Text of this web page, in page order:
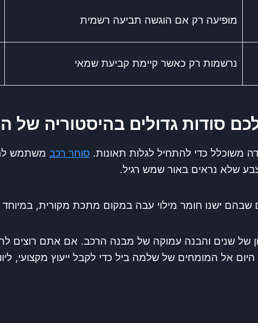
מופיעה רק אם הוגשה תביעה רשמית
נרשמות רק כאשר קיימת קביעת שמאי
לכם סודות גדולים בהיסטוריה של
משוכלל כדי להתחיל לגלות תאונות. סוחר רכב משתמש
שלא נראים באור שמש רגיל.
ישנו חומר מילוי עבה במקום מתכת מקורית, במיוחד
של שנים והבנה עמוקה של מבנה הרכב. אם אתם רוצים
אל המומחים של שלמה ביל כדי לקבל ייעוץ מקצועי,